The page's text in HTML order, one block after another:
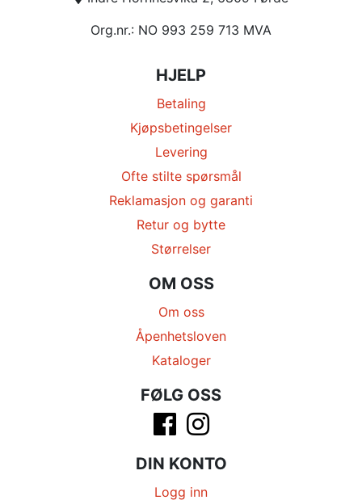
Org.nr.: NO 993 259 713 MVA
HJELP
Betaling
Kjøpsbetingelser
Levering
Ofte stilte spørsmål
Reklamasjon og garanti
Retur og bytte
Størrelser
OM OSS
Om oss
Åpenhetsloven
Kataloger
FØLG OSS
DIN KONTO
Logg inn